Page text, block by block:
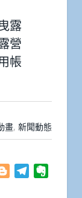
露
營
帳
畫, 新聞動態
BloggerTelegram